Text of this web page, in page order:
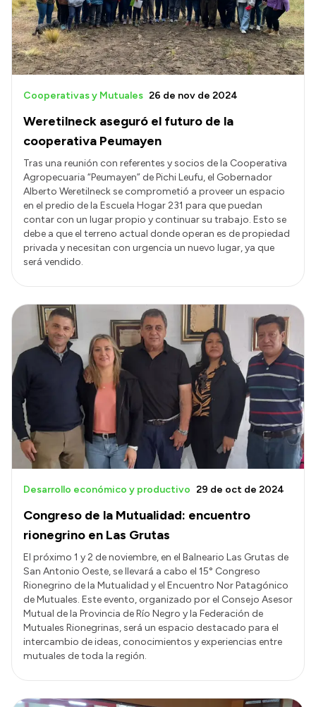
Weretilneck aseguró el futuro de la
cooperativa Peumayen
Cooperativas y Mutuales 26 de nov de 2024
Tras una reunión con referentes y socios de la Cooperativa
Agropecuaria “Peumayen” de Pichi Leufu, el Gobernador
Alberto Weretilneck se comprometió a proveer un espacio
en el predio de la Escuela Hogar 231 para que puedan
contar con un lugar propio y continuar su trabajo. Esto se
debe a que el terreno actual donde operan es de propiedad
privada y necesitan con urgencia un nuevo lugar, ya que
será vendido.
Congreso de la Mutualidad: encuentro
rionegrino en Las Grutas
Desarrollo económico y productivo 29 de oct de 2024
El próximo 1 y 2 de noviembre, en el Balneario Las Grutas de
San Antonio Oeste, se llevará a cabo el 15° Congreso
Rionegrino de la Mutualidad y el Encuentro Nor Patagónico
de Mutuales. Este evento, organizado por el Consejo Asesor
Mutual de la Provincia de Río Negro y la Federación de
Mutuales Rionegrinas, será un espacio destacado para el
intercambio de ideas, conocimientos y experiencias entre
mutuales de toda la región.